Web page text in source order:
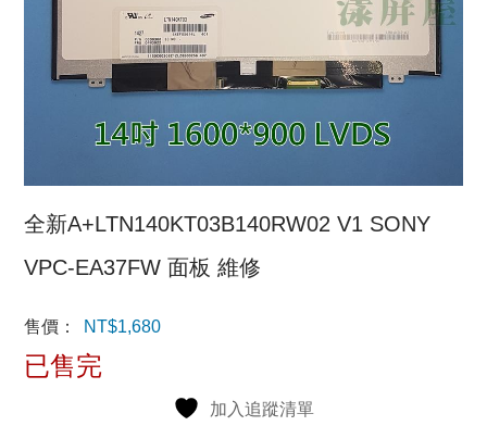
全新A+LTN140KT03B140RW02 V1 SONY
VPC-EA37FW 面板 維修
售價： NT$1,680
已售完
加入追蹤清單